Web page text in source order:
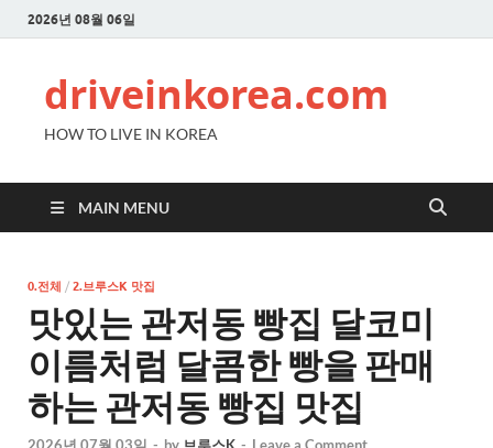
2026년 08월 06일
driveinkorea.com
HOW TO LIVE IN KOREA
MAIN MENU
0.전체 / 2.브루스K 맛집
맛있는 관저동 빵집 달코미
이름처럼 달콤한 빵을 판매
하는 관저동 빵집 맛집